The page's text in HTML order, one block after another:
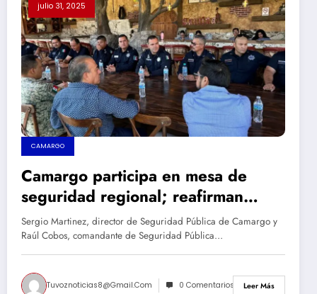
julio 31, 2025
CAMARGO
Camargo participa en mesa de
seguridad regional; reafirman
coordinación entre los tres niveles
de gobierno
Sergio Martinez, director de Seguridad Pública de Camargo y
Raúl Cobos, comandante de Seguridad Pública…
Tuvoznoticias8@gmail.com 0 Comentarios Leer Más